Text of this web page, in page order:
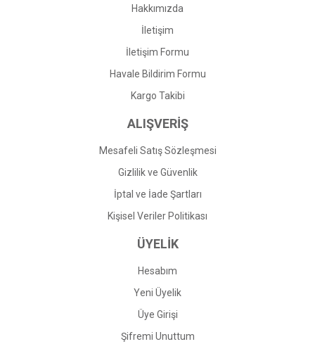
Gönder
Hakkımızda
İletişim
İletişim Formu
Havale Bildirim Formu
Kargo Takibi
ALIŞVERİŞ
Mesafeli Satış Sözleşmesi
Gizlilik ve Güvenlik
İptal ve İade Şartları
Kişisel Veriler Politikası
ÜYELİK
Hesabım
Yeni Üyelik
Üye Girişi
Şifremi Unuttum